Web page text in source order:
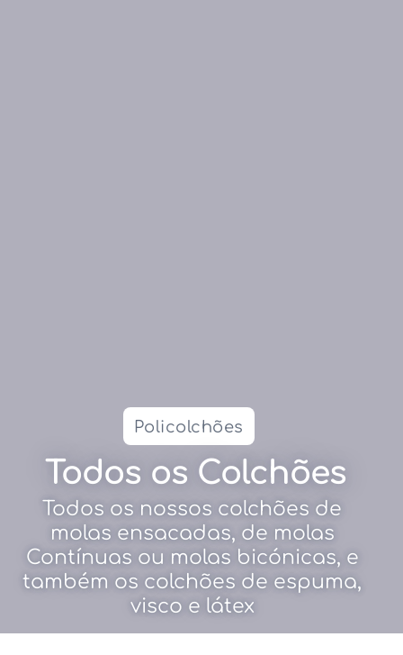
Policolchões
Todos os Colchões
Todos os nossos colchões de
molas ensacadas, de molas
Contínuas ou molas bicónicas, e
também os colchões de espuma,
visco e látex